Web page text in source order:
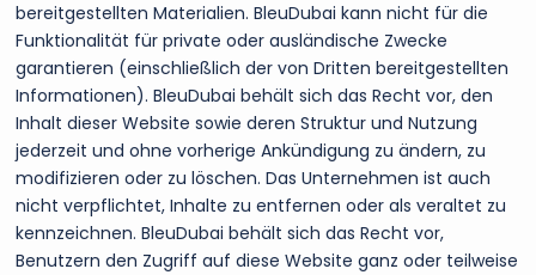
bereitgestellten Materialien. BleuDubai kann nicht für die
Funktionalität für private oder ausländische Zwecke
garantieren (einschließlich der von Dritten bereitgestellten
Informationen). BleuDubai behält sich das Recht vor, den
Inhalt dieser Website sowie deren Struktur und Nutzung
jederzeit und ohne vorherige Ankündigung zu ändern, zu
modifizieren oder zu löschen. Das Unternehmen ist auch
nicht verpflichtet, Inhalte zu entfernen oder als veraltet zu
kennzeichnen. BleuDubai behält sich das Recht vor,
Benutzern den Zugriff auf diese Website ganz oder teilweise